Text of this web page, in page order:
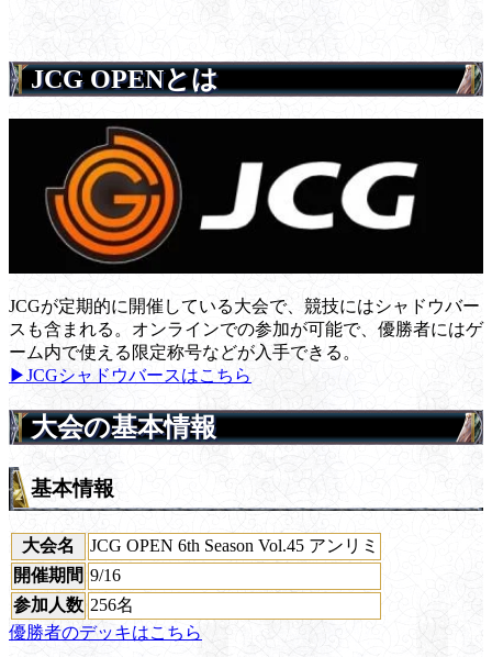
JCG OPENとは
JCGが定期的に開催している大会で、競技にはシャドウバー
スも含まれる。オンラインでの参加が可能で、優勝者にはゲ
ーム内で使える限定称号などが入手できる。
▶JCGシャドウバースはこちら
大会の基本情報
基本情報
大会名
JCG OPEN 6th Season Vol.45 アンリミ
開催期間 9/16
参加人数 256名
優勝者のデッキはこちら